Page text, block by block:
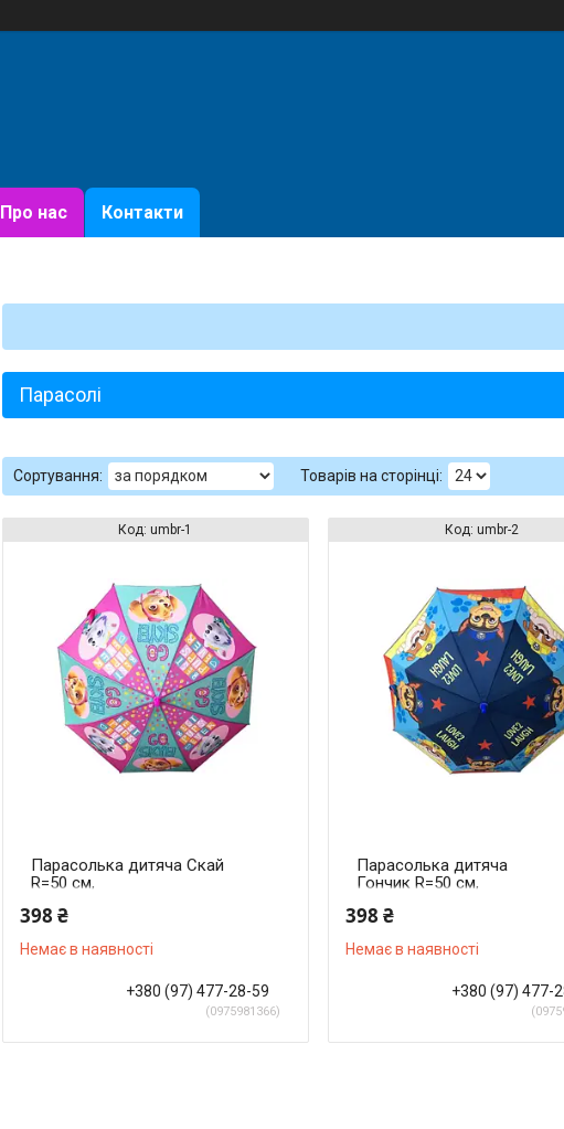
Про нас Контакти
Парасолі
umbr-1
Парасолька дитяча Скай
R=50 см,
67 см
398 ₴
Немає в наявності
+380 (97) 477-28-59
0975981366
umbr-2
Парасолька дитяча
Гончик R=50 см,
67 см
398 ₴
Немає в наявності
+380 (97) 477-